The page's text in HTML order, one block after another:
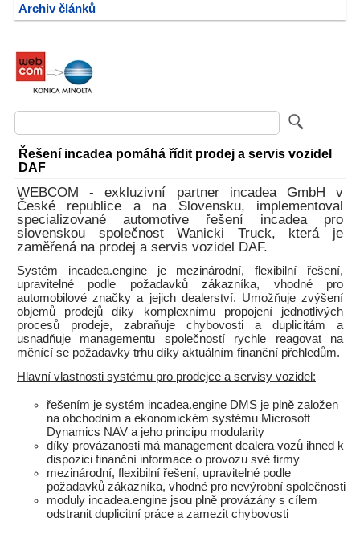
Archiv článků
Řešení incadea pomáhá řídit prodej a servis vozidel
DAF
WEBCOM - exkluzivní partner incadea GmbH v
České republice a na Slovensku, implementoval
specializované automotive řešení incadea pro
slovenskou společnost Wanicki Truck, která je
zaměřená na prodej a servis vozidel DAF.
Systém incadea.engine je mezinárodní, flexibilní řešení,
upravitelné podle požadavků zákazníka, vhodné pro
automobilové značky a jejich dealerství. Umožňuje zvýšení
objemů prodejů díky komplexnímu propojení jednotlivých
procesů prodeje, zabraňuje chybovosti a duplicitám a
usnadňuje managementu společností rychle reagovat na
měnící se požadavky trhu díky aktuálním finanční přehledům.
Hlavní vlastnosti systému pro prodejce a servisy vozidel:
řešením je systém incadea.engine DMS je plně založen
na obchodním a ekonomickém systému Microsoft
Dynamics NAV a jeho principu modularity
díky provázanosti má management dealera vozů ihned k
dispozici finanční informace o provozu své firmy
mezinárodní, flexibilní řešení, upravitelné podle
požadavků zákazníka, vhodné pro nevýrobní společnosti
moduly incadea.engine jsou plně provázány s cílem
odstranit duplicitní práce a zamezit chybovosti